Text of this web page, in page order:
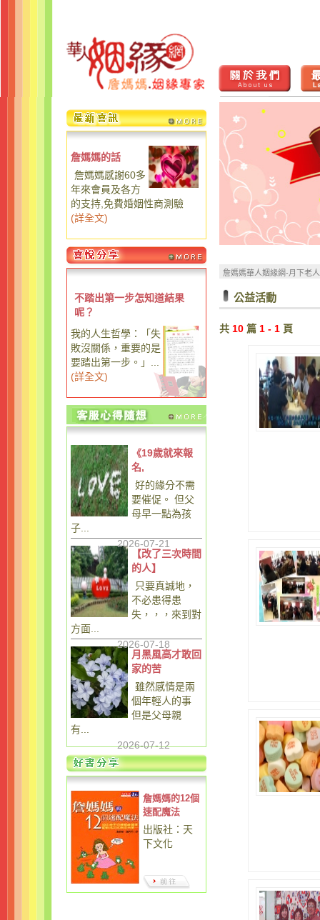
詹媽媽的話
詹媽媽感謝60多
年來會員及各方
的支持,免費婚姻性商測驗
(詳全文)
不踏出第一步怎知道結果
呢？
我的人生哲學：「失
敗沒關係，重要的是
要踏出第一步。」...
(詳全文)
《19歲就來報
名,
好的緣分不需
要催促。 但父
母早一點為孩
子...
2026-07-21
【改了三次時間
的人】
只要真誠地，
不必患得患
失，，，來到對
方面...
2026-07-18
月黑風高才敢回
家的苦
雖然感情是兩
個年輕人的事
但是父母親
有...
2026-07-12
詹媽媽的12個
速配魔法
出版社：天
下文化
詹媽媽華人姻緣網-月下老
公益活動
共 10 篇 1 - 1 頁